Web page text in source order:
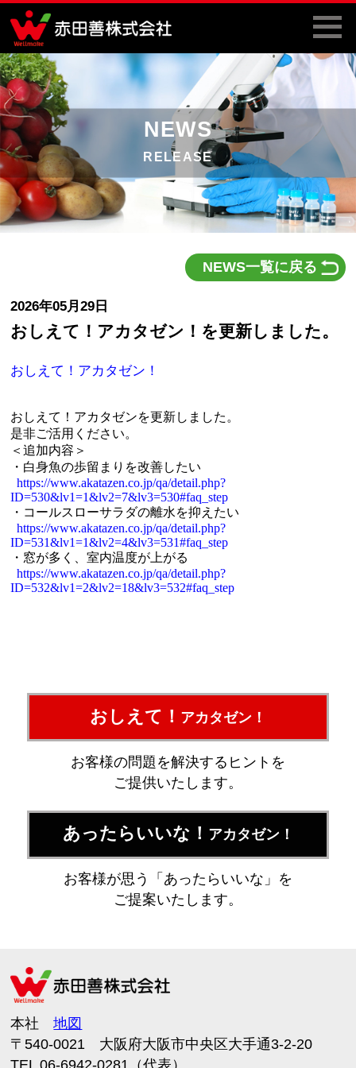
NEWS
RELEASE
NEWS一覧に戻る
2026年05月29日
おしえて！アカタゼン！を更新しました。
おしえて！アカタゼン！
おしえて！アカタゼンを更新しました。
是非ご活用ください。
＜追加内容＞
・白身魚の歩留まりを改善したい
https://www.akatazen.co.jp/qa/detail.php?
ID=530&lv1=1&lv2=7&lv3=530#faq_step
・コールスローサラダの離水を抑えたい
https://www.akatazen.co.jp/qa/detail.php?
ID=531&lv1=1&lv2=4&lv3=531#faq_step
・窓が多く、室内温度が上がる
https://www.akatazen.co.jp/qa/detail.php?
ID=532&lv1=2&lv2=18&lv3=532#faq_step
おしえて！ アカタゼン！
お客様の問題を解決するヒントを
ご提供いたします。
あったらいいな！ アカタゼン！
お客様が思う「あったらいいな」を
ご提案いたします。
本社地図
〒540-0021 大阪府大阪市中央区大手通3-2-20
TEL 06-6942-0281（代表）